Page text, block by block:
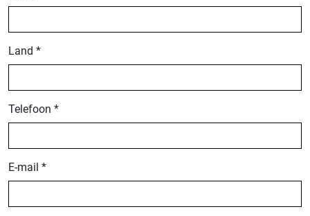
Land *
Telefoon *
E-mail *